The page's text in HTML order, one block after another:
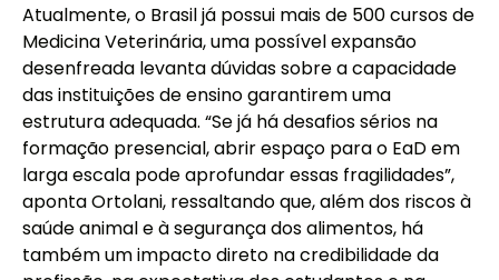
Atualmente, o Brasil já possui mais de 500 cursos de
Medicina Veterinária, uma possível expansão
desenfreada levanta dúvidas sobre a capacidade
das instituições de ensino garantirem uma
estrutura adequada. “Se já há desafios sérios na
formação presencial, abrir espaço para o EaD em
larga escala pode aprofundar essas fragilidades”,
aponta Ortolani, ressaltando que, além dos riscos à
saúde animal e à segurança dos alimentos, há
também um impacto direto na credibilidade da